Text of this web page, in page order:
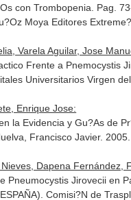
con Trombopenia. Pag.
Moya Editores
Varela Aguilar, Jose
Frente a Pnemocystis
Universitarios Virgen
Enrique Jose:
la Evidencia y Gu?As de
Francisco Javier.
Dapena Fernández,
Pneumocystis Jirovecii en
Comisi?N de